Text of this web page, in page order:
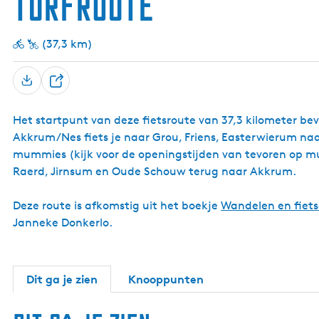
e
(37,3 km)
D
e
l
Het startpunt van deze fietsroute van 37,3 kilometer
Akkrum/Nes fiets je naar Grou, Friens, Easterwierum
mummies (kijk voor de openingstijden van tevoren op
Raerd, Jirnsum en Oude Schouw terug naar Akkrum.
Deze route is afkomstig uit het boekje Wandelen en
Janneke Donkerlo.
Dit ga je zien Knooppunten